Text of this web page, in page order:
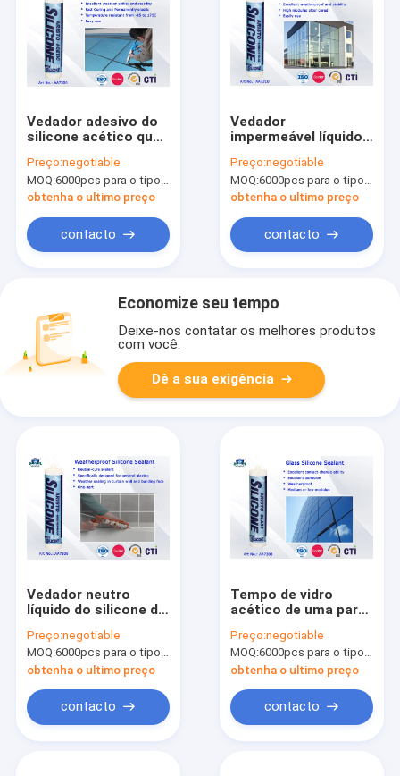
Vedador adesivo do
silicone acético que
prima de uma parte
de GE para industrial
Preço:negotiable
MOQ:6000pcs para o tipo de Aristo, 15000pcs para o tipo do cliente
obtenha o ultimo preço
contacto
Vedador
impermeável líquido
da cura neutra para
300ml de ligamento
estrutural
Preço:negotiable
MOQ:6000pcs para o tipo de Aristo, 15000pcs para o tipo do cliente
obtenha o ultimo preço
contacto
Economize seu tempo
Deixe-nos contatar os melhores produtos
com você.
Dê a sua exigência
Vedador neutro
líquido do silicone do
de intempéries para
a construção/fibra &
o vestuário
Preço:negotiable
MOQ:6000pcs para o tipo de Aristo, 15000pcs para o tipo do cliente
obtenha o ultimo preço
contacto
Tempo de vidro
acético de uma parte
pulverizador
resistente para selar
e ligar-se
Preço:negotiable
MOQ:6000pcs para o tipo de Aristo, 15000pcs para o tipo do cliente
obtenha o ultimo preço
contacto